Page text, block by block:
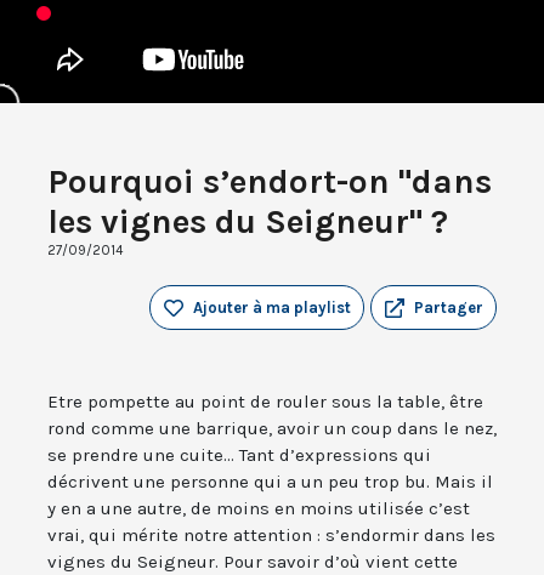
Pourquoi s’endort-on "dans
les vignes du Seigneur" ?
27/09/2014
Partager
Ajouter à ma playlist
Etre pompette au point de rouler sous la table, être
rond comme une barrique, avoir un coup dans le nez,
se prendre une cuite... Tant d’expressions qui
décrivent une personne qui a un peu trop bu. Mais il
y en a une autre, de moins en moins utilisée c’est
vrai, qui mérite notre attention : s’endormir dans les
vignes du Seigneur. Pour savoir d’où vient cette